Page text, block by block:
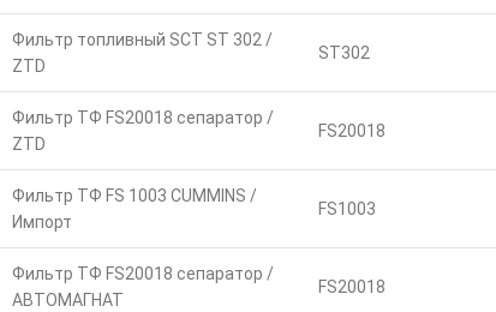
Фильтр топливный SCT ST 302 /
ZTD
SТ302
Фильтр ТФ FS20018 сепаратор /
ZTD
FS20018
Фильтр ТФ FS 1003 CUMMINS /
Импорт
FS1003
Фильтр ТФ FS20018 сепаратор /
АВТОМАГНАТ
FS20018